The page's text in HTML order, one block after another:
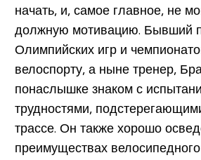
начать, и, самое главное, не
должную мотивацию. Бывший
Олимпийских игр и
велоспорту, а ныне тренер,
понаслышке знаком с
трудностями,
трассе. Он также хорошо
преимуществах велосипедного